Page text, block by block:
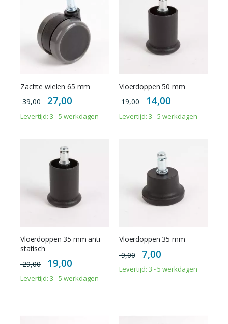
Zachte wielen 65 mm
39,00
Special
Price
27,00
Levertijd: 3 - 5 werkdagen
Vloerdoppen 50 mm
19,00
Special
Price
14,00
Levertijd: 3 - 5 werkdagen
Vloerdoppen 35 mm anti-
statisch
29,00
Special
Price
19,00
Levertijd: 3 - 5 werkdagen
Vloerdoppen 35 mm
9,00
Special
Price
7,00
Levertijd: 3 - 5 werkdagen